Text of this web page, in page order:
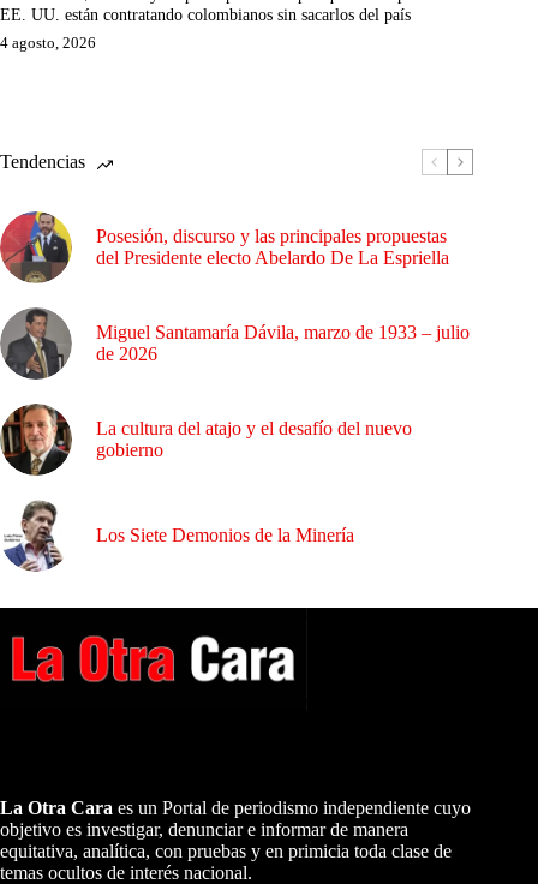
EE. UU. están contratando colombianos sin sacarlos del país
4 agosto, 2026
Tendencias
Posesión, discurso y las principales propuestas
del Presidente electo Abelardo De La Espriella
Miguel Santamaría Dávila, marzo de 1933 – julio
de 2026
La cultura del atajo y el desafío del nuevo
gobierno
Los Siete Demonios de la Minería
La Otra Cara es un Portal de periodismo independiente cuyo
objetivo es investigar, denunciar e informar de manera
equitativa, analítica, con pruebas y en primicia toda clase de
temas ocultos de interés nacional.